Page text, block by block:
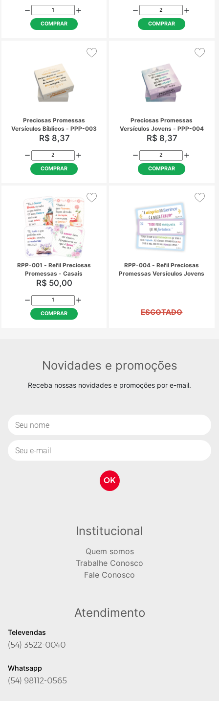
PP-001
R$ 12,60
COMPRAR
R$ 8,37
COMPRAR
Preciosas Promessas
Versículos Bíblicos - PPP-003
R$ 8,37
Preciosas
Versículos Jovens -
R$ 8,37
R$ 50,00
Novidades e promoções
Receba nossas novidades e promoções por e-mail.
OK
Institucional
Quem somos
Trabalhe Conosco
Fale Conosco
Atendimento
Televendas
(54) 3522-0040
Whatsapp
(54) 98112-0565